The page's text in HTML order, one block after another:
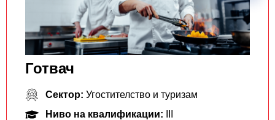
Готвач
Сектор: Угостителство и туризам
Ниво на квалификации: